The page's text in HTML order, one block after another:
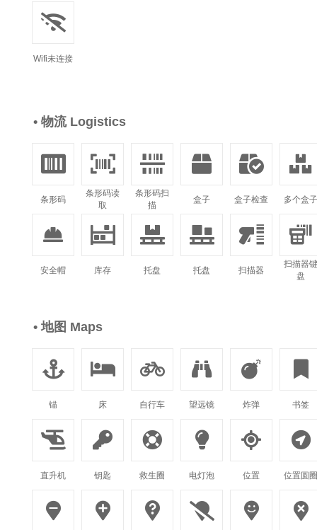
Wifi未连接
条形码
条形码读
取
条形码扫
描
盒子 盒子检查 多个盒子
安全帽 库存 托盘 托盘 扫描器
扫描器键
盘
锚 床 自行车 望远镜 炸弹 书签
直升机 钥匙 救生圈 电灯泡 位置 位置圆圈
• 物流 Logistics
• 地图 Maps

     
     
     
     
     